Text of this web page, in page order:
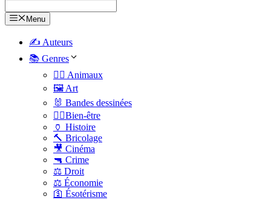
Menu
✍️ Auteurs
📚 Genres
🐕‍🦺 Animaux
🖼️ Art
🐰 Bandes dessinées
🧑‍⚕️Bien-être
🏺 Histoire
🔨 Bricolage
🎥 Cinéma
🔫 Crime
⚖️ Droit
⚖️ Économie
🛐 Ésotérisme